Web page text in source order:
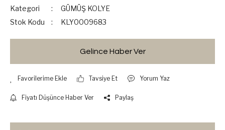
Kategori
GÜMÜŞ KOLYE
Stok Kodu
KLY0009683
Gelince Haber Ver
Tavsiye Et Yorum Yaz
Fiyatı Düşünce Haber Ver Paylaş